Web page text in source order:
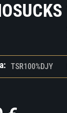
TSR100%DJY